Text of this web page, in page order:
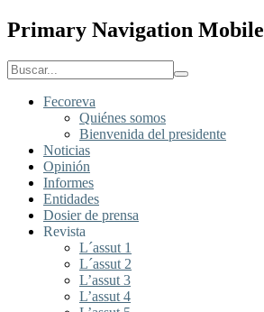
Primary Navigation Mobile
Fecoreva
Quiénes somos
Bienvenida del presidente
Noticias
Opinión
Informes
Entidades
Dosier de prensa
Revista
L´assut 1
L´assut 2
L’assut 3
L’assut 4